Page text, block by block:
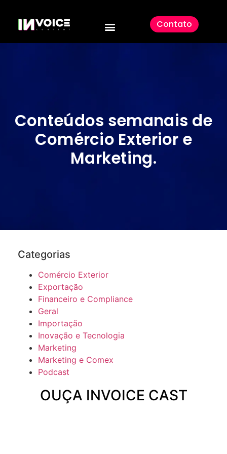
Contato
Conteúdos semanais de
Comércio Exterior e
Marketing.
Categorias
Comércio Exterior
Exportação
Financeiro e Compliance
Geral
Importação
Inovação e Tecnologia
Marketing
Marketing e Comex
Podcast
OUÇA INVOICE CAST